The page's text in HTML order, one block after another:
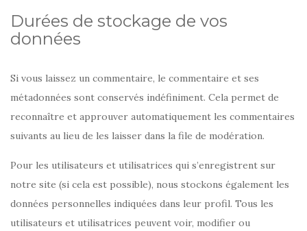
Durées de stockage de vos
données
Si vous laissez un commentaire, le commentaire et ses
métadonnées sont conservés indéfiniment. Cela permet de
reconnaître et approuver automatiquement les commentaires
suivants au lieu de les laisser dans la file de modération.
Pour les utilisateurs et utilisatrices qui s’enregistrent sur
notre site (si cela est possible), nous stockons également les
données personnelles indiquées dans leur profil. Tous les
utilisateurs et utilisatrices peuvent voir, modifier ou